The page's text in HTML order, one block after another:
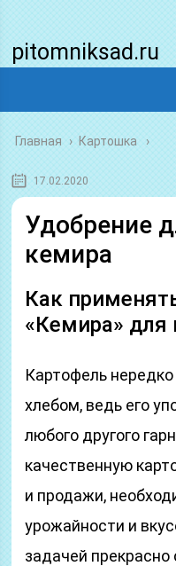
pitomniksad.ru
Главная › Картошка
17.02.2020
Удобрение
кемира
Как
«Кемира» для
Картофель
хлебом, ведь его
любого другого
качественную
и продажи,
урожайности и
задачей прекрасно